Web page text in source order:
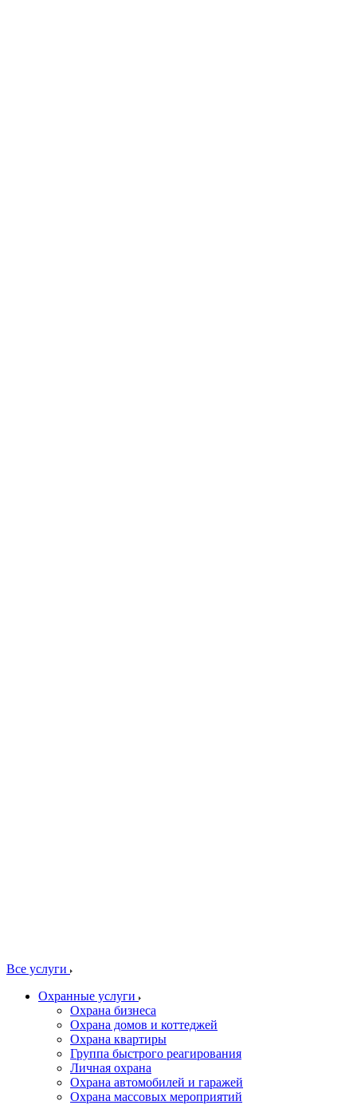
Все услуги
Охранные услуги
Охрана бизнеса
Охрана домов и коттеджей
Охрана квартиры
Группа быстрого реагирования
Личная охрана
Охрана автомобилей и гаражей
Охрана массовых мероприятий